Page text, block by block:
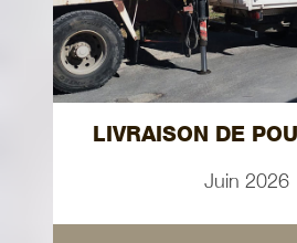
LIVRAISON DE
Juin 2026